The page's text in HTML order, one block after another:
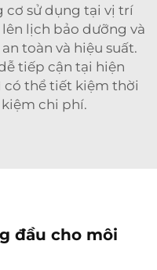
cơ sử dụng tại vị trí
lịch bảo dưỡng và
toàn và hiệu suất.
tiếp cận tại hiện
có thể tiết kiệm thời
chi phí.
đầu cho môi